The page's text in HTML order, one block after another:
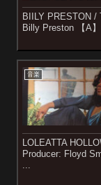
BIILY PRESTON /
Billy Preston 【A
音楽
LOLEATTA
Producer: Floyd